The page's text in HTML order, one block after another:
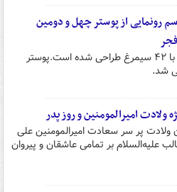
رونمایی از پوستر چهل و دومین
سروی که با ۴۲ سیمرغ طراحی شده است.پوستر
شد.
ولادت امیرالمومنین و روز پدر
ولادت پر سر سعادت امیرالمومنین علی
علیه‌السلام بر تمامی عاشقان و پیروان